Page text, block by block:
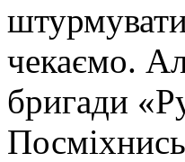
чекаємо.
бригади
Посміхнись